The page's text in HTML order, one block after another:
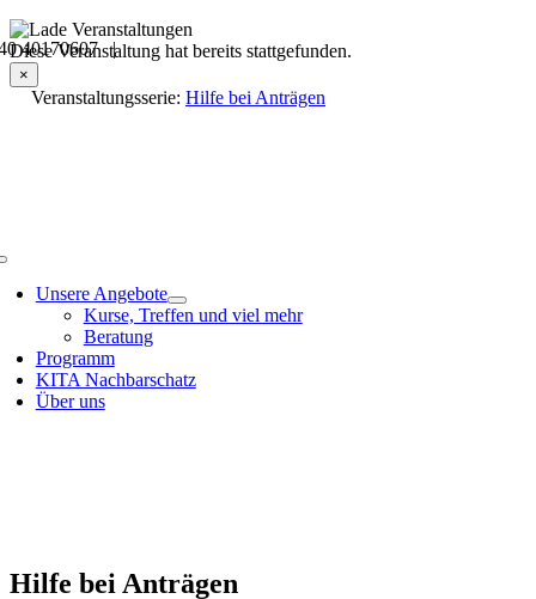
Skip
to
content
40170607 |
Unsere Angebote
Kurse, Treffen und viel mehr
Beratung
Programm
KITA Nachbarschatz
Über uns
Veranstaltungsdetails
Diese Veranstaltung hat bereits stattgefunden.
×
Veranstaltungsserie: Hilfe bei Anträgen
Hilfe bei Anträgen